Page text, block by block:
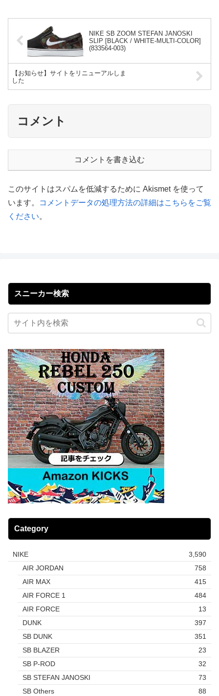
NIKE SB ZOOM STEFAN JANOSKI
SLIP [BLACK / WHITE-MULTI-COLOR]
(833564-003)
【お知らせ】サイトをリニューアルしま
した
コメント
コメントを書き込む
このサイトはスパムを低減するために Akismet を使って
います。
コメントデータの処理方法の詳細はこちらをご覧
ください。
スニーカー検索
Category
NIKE
3,590
AIR JORDAN
758
AIR MAX
415
AIR FORCE 1
484
AIR FORCE
13
DUNK
397
SB DUNK
351
SB BLAZER
23
SB P-ROD
32
SB STEFAN JANOSKI
73
SB Others
88